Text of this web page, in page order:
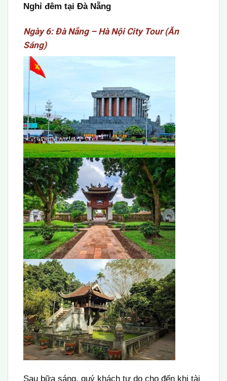
Nghỉ đêm tại Đà Nẵng
Ngày 6: Đà Nẵng – Hà Nội City Tour (Ăn
Sáng)
Sau bữa sáng, quý khách tự do cho đến khi tài